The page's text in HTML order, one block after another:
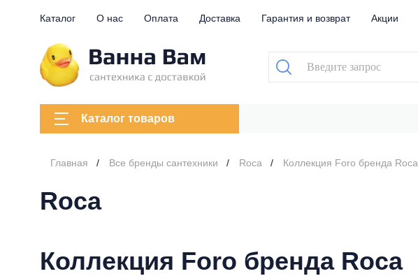
Каталог О нас Оплата Доставка Гарантия и возврат Акции
Каталог товаров
Главная Все бренды сантехники Roca Коллекция Foro бренда Roca
Roca
Коллекция Foro бренда Roca